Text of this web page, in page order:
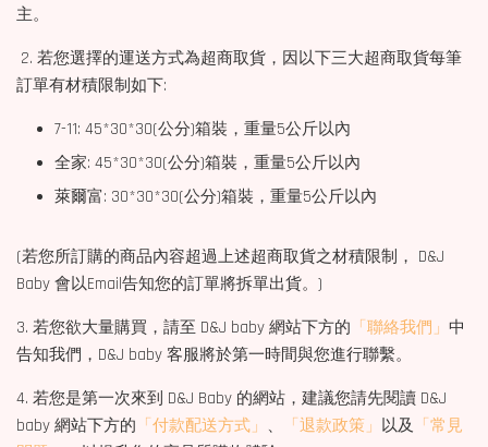
主。
2. 若您選擇的運送方式為超商取貨，因以下三大超商取貨每筆
訂單有材積限制如下:
7-11: 45*30*30(公分)箱裝，重量5公斤以內
全家: 45*30*30(公分)箱裝，重量5公斤以內
萊爾富: 30*30*30(公分)箱裝，重量5公斤以內
(若您所訂購的商品內容超過上述超商取貨之材積限制， D&J
Baby 會以Email告知您的訂單將拆單出貨。)
3. 若您欲大量購買，請至 D&J baby 網站下方的 「聯絡我們」 中
告知我們，D&J baby 客服將於第一時間與您進行聯繫。
4. 若您是第一次來到 D&J Baby 的網站，建議您請先閱讀 D&J
baby 網站下方的 「付款配送方式」 、 「退款政策」 以及 「常見